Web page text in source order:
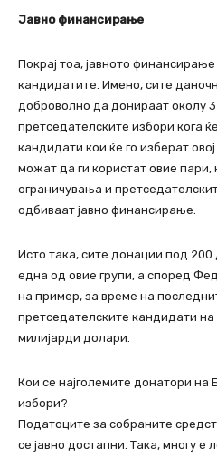
Јавно финансирање
Покрај тоа, јавното
кандидатите. Имено, сите
доброволно да донираат околу
претседателските избори кога
кандидати кои ќе го изберат
можат да ги користат овие пари,
ограничувања и
одбиваат јавно финансирање.
Исто така, сите донации под 200
една од овие групи, а според
на пример, за време на
претседателските кандидати на
милијарди долари.
Кои се најголемите донатори на
избори?
Податоците за собраните
се јавно достапни. Така, многу е